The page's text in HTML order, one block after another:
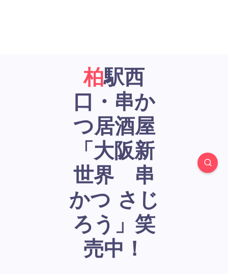
柏駅西
口・串か
つ居酒屋
「大阪新
世界 串
かつ さじ
ろう」笑
売中！